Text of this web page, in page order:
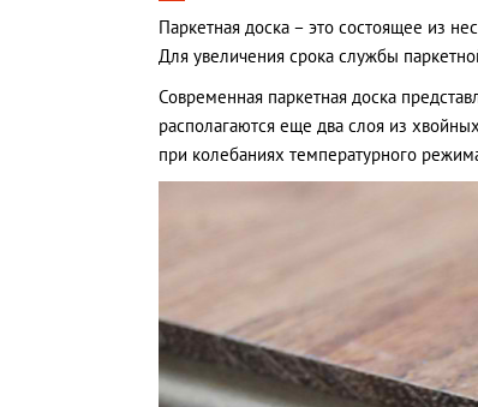
Паркетная доска – это состоящее из
Для увеличения срока службы
Современная паркетная доска
располагаются еще два слоя из
при колебаниях температурного